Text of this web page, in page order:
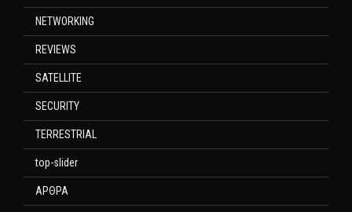
NETWORKING
REVIEWS
SATELLITE
SECURITY
TERRESTRIAL
top-slider
ΑΡΘΡΑ